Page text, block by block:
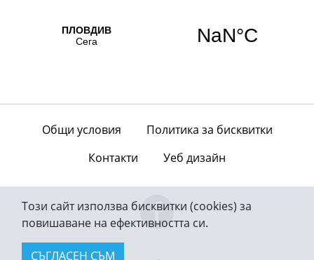
Общи условия
Политика за бисквитки
Контакти
Уеб дизайн
Този сайт използва бисквитки (cookies) за
повишаване на ефективността си.
СЪГЛАСЕН СЪМ